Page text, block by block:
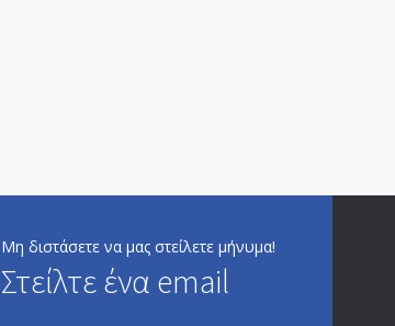
Μη διστάσετε να μας στείλετε μήνυμα!
Στείλτε ένα email